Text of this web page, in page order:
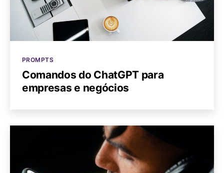
Categorias
PROMPTS
Comandos do ChatGPT para
empresas e negócios